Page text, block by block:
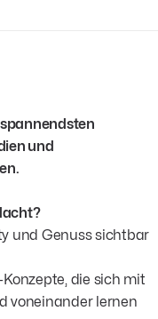
und
und Genuss sichtbar
die sich mit
voneinander lernen